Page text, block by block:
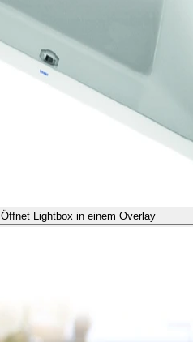
Öffnet Lightbox in einem Overlay